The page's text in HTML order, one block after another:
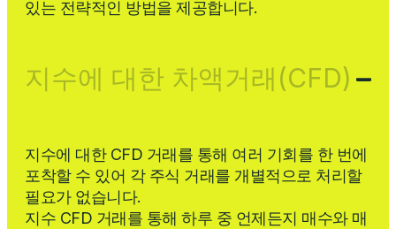
있는 전략적인 방법을 제공합니다.
지수에 대한 차액거래(CFD)
지수에 대한 CFD 거래를 통해 여러 기회를 한 번에
포착할 수 있어 각 주식 거래를 개별적으로 처리할
필요가 없습니다.
지수 CFD 거래를 통해 하루 중 언제든지 매수와 매